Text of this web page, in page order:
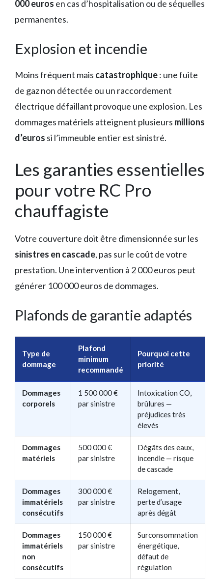
000 euros en cas d’hospitalisation ou de séquelles
permanentes.
Explosion et incendie
Moins fréquent mais catastrophique: une fuite
de gaz non détectée ou un raccordement
électrique défaillant provoque une explosion. Les
dommages matériels atteignent plusieurs millions
d’euros si l’immeuble entier est sinistré.
Les garanties essentielles
pour votre RC Pro
chauffagiste
Votre couverture doit être dimensionnée sur les
sinistres en cascade, pas sur le coût de votre
prestation. Une intervention à 2 000 euros peut
générer 100 000 euros de dommages.
Plafonds de garantie adaptés
Type de
dommage
Plafond
minimum
recommandé
Pourquoi cette
priorité
Dommages
corporels
1 500 000 €
par sinistre
Intoxication CO,
brûlures —
préjudices très
élevés
Dommages
matériels
500 000 €
par sinistre
Dégâts des eaux,
incendie — risque
de cascade
Dommages
immatériels
consécutifs
300 000 €
par sinistre
Relogement,
perte d’usage
après dégât
Dommages
immatériels
non
consécutifs
150 000 €
par sinistre
Surconsommation
énergétique,
défaut de
régulation